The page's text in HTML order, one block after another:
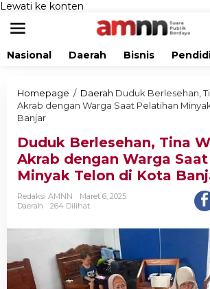
Lewati ke konten
Nasional Daerah Bisnis
Homepage / Daerah Duduk Berlesehan,
Akrab dengan Warga Saat Pelatihan
Banjar
Duduk Berlesehan, Tina
Akrab dengan Warga
Minyak Telon di Kota
Redaksi AMNN
Maret 6, 2025
Daerah
264 Dilihat